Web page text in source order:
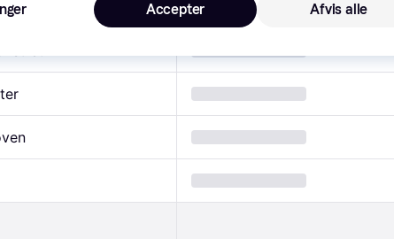
Orange, Gul Afvis alle
Accepter